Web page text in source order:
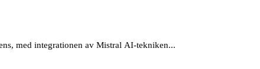
med integrationen av Mistral AI-tekniken...